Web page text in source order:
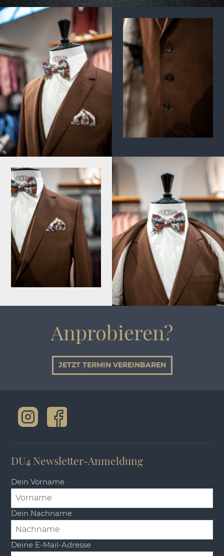
Anprobieren?
JETZT TERMIN VEREINBAREN
DU4 Newsletter-Anmeldung
Dein Vorname
Dein Nachname
Deine E-Mail-Adresse